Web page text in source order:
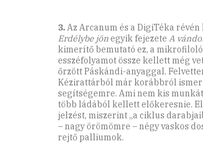
3.Az Arcanum és a DigiTéka
Erdélybe jön egyik fejezete A
kimerítő bemutató ez, a
esszéfolyamot össze kellett még
őrzött Páskándi-anyaggal.
Kézirattárból már korábbról
segítségemre. Ami nem kis
több ládából kellett előkeresnie.
jelzést, miszerint „a ciklus
– nagy örömömre – négy vaskos
rejtő palliumok.